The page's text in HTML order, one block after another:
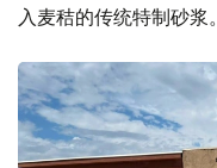
入麦秸的传统特制砂浆。